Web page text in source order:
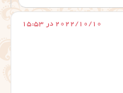
2022/10/10 در 15:53